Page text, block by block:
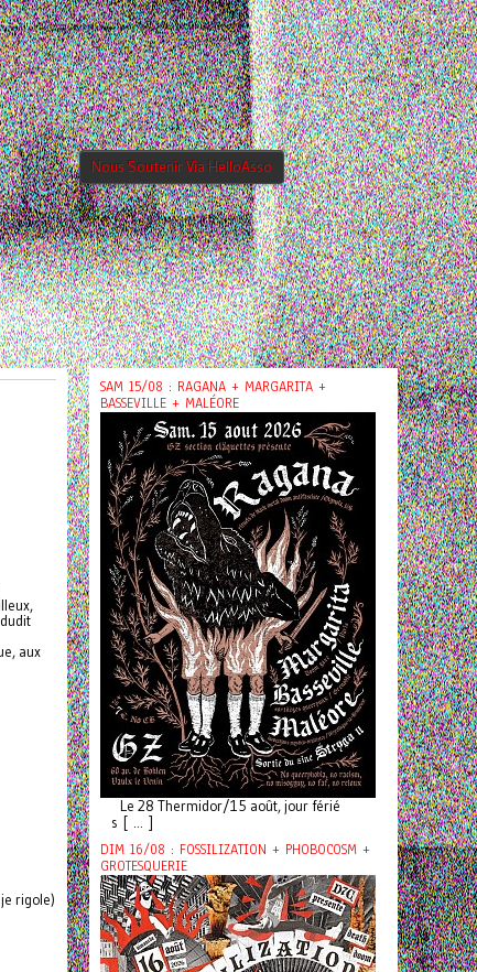
Nous Soutenir Via HelloAsso
aux
rigole)
SAM 15/08 : RAGANA + MARGARITA +
BASSEVILLE + MALÉORE
Le 28 Thermidor/15 août, jour férié
s [ ... ]
DIM 16/08 : FOSSILIZATION + PHOBOCOSM +
GROTESQUERIE